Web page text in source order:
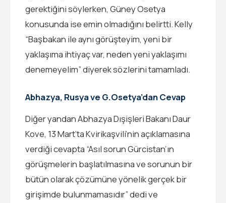
gerektiğini söylerken, Güney Osetya
konusunda ise emin olmadığını belirtti. Kelly
“Başbakan ile aynı görüşteyim, yeni bir
yaklaşıma ihtiyaç var, neden yeni yaklaşımı
denemeyelim” diyerek sözlerini tamamladı.
Abhazya, Rusya ve G.Osetya’dan Cevap
Diğer yandan Abhazya Dışişleri Bakanı Daur
Kove, 13 Mart’ta Kvirikaşvili’nin açıklamasına
verdiği cevapta “Asıl sorun Gürcistan’ın
görüşmelerin başlatılmasına ve sorunun bir
bütün olarak çözümüne yönelik gerçek bir
girişimde bulunmamasıdır” dedi ve